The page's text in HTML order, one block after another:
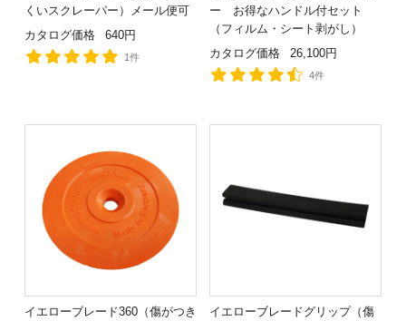
くいスクレーパー）メール便可
カタログ価格
640円
1件
ー お得なハンドル付セット
（フィルム・シート剥がし）
カタログ価格
26,100円
4件
イエローブレード360（傷がつき
イエローブレードグリップ（傷